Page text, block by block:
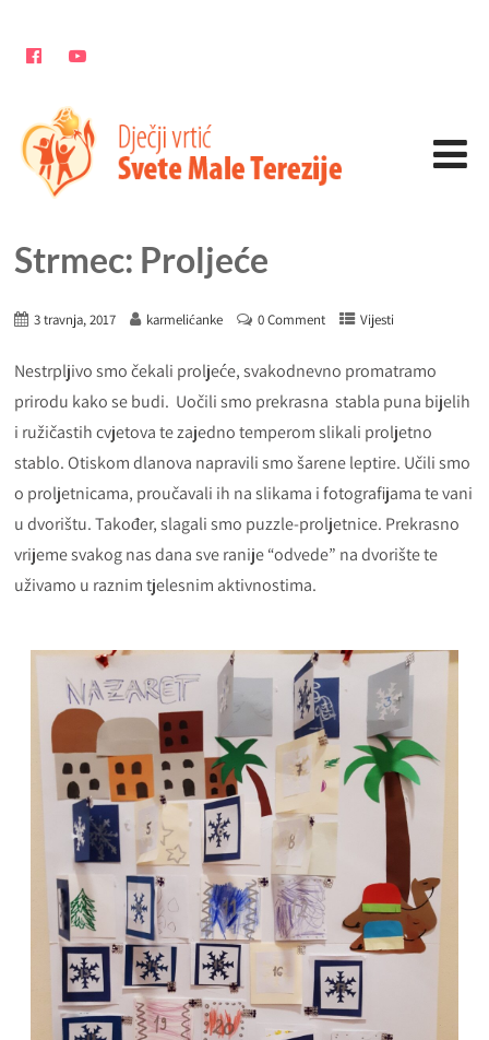
Strmec: Proljeće
3 travnja, 2017 karmelićanke 0 Comment Vijesti
Nestrpljivo smo čekali proljeće, svakodnevno promatramo
prirodu kako se budi. Uočili smo prekrasna stabla puna bijelih
i ružičastih cvjetova te zajedno temperom slikali proljetno
stablo. Otiskom dlanova napravili smo šarene leptire. Učili smo
o proljetnicama, proučavali ih na slikama i fotografijama te vani
u dvorištu. Također, slagali smo puzzle-proljetnice. Prekrasno
vrijeme svakog nas dana sve ranije “odvede” na dvorište te
uživamo u raznim tjelesnim aktivnostima.